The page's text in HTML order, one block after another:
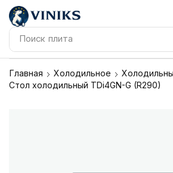
Поиск плита
Главная Холодильное
Стол холодильный TDi4GN-G (R290)